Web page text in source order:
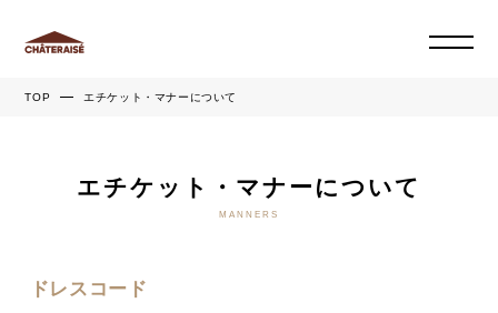
TOP エチケット・マナーについて
エチケット・マナーについて
MANNERS
ドレスコード